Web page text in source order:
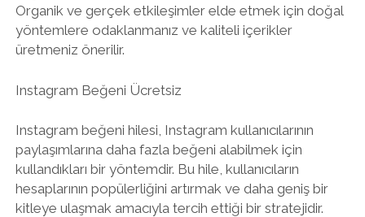
Organik ve gerçek etkileşimler elde etmek için doğal
yöntemlere odaklanmanız ve kaliteli içerikler
üretmeniz önerilir.
Instagram Beğeni Ücretsiz
Instagram beğeni hilesi, Instagram kullanıcılarının
paylaşımlarına daha fazla beğeni alabilmek için
kullandıkları bir yöntemdir. Bu hile, kullanıcıların
hesaplarının popülerliğini artırmak ve daha geniş bir
kitleye ulaşmak amacıyla tercih ettiği bir stratejidir.